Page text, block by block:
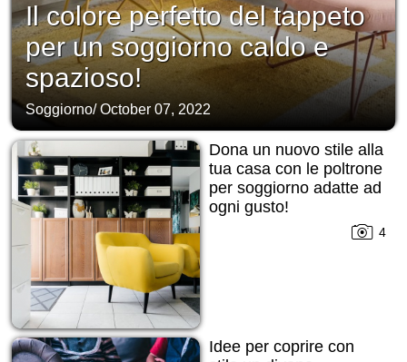
Il colore perfetto del tappeto
per un soggiorno caldo e
spazioso!
Soggiorno/October 07, 2022
Dona un nuovo stile alla
tua casa con le poltrone
per soggiorno adatte ad
ogni gusto!
4
Idee per coprire con